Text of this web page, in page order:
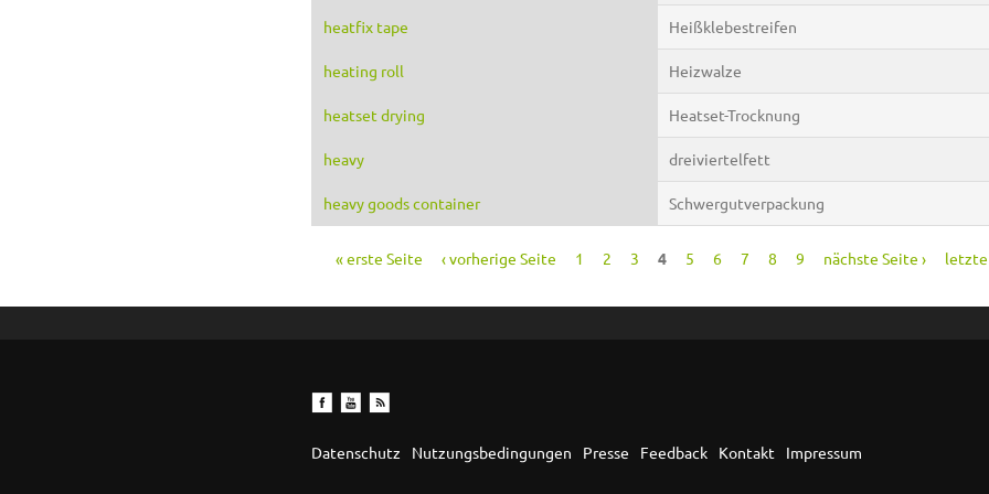
heatfix tape Heißklebestreifen
heating roll Heizwalze
heatset drying Heatset-Trocknung
heavy dreiviertelfett
heavy goods container Schwergutverpackung
« erste Seite ‹ vorherige Seite 1 2 3 4 5 6 7 8 9 nächste Seite › letzte
Datenschutz Nutzungsbedingungen Presse Feedback Kontakt Impressum